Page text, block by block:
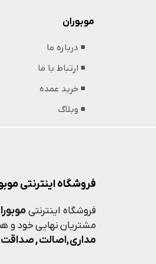
فروشگاه اینترنتی
فروشگاه اینترنتی
مشتریان نهایی خود و
مداری,اصالت , صداقت
موبوران
◾️ درباره ما
◾️ ارتباط با ما
◾️ خرید عمده
◾️ وبلاگ